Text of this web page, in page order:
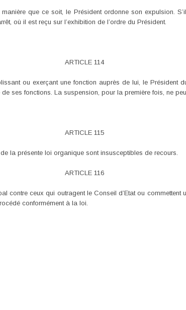
que ce soit, le Président ordonne son expulsion.
où il est reçu sur l’exhibition de l’ordre du Président.
ARTICLE 114
ou exerçant une fonction auprès de lui, le Président
ses fonctions. La suspension, pour la première fois, ne
ARTICLE 115
la présente loi organique sont insusceptibles de recours.
ARTICLE 116
contre ceux qui outragent le Conseil d’Etat ou commettent
conformément à la loi.